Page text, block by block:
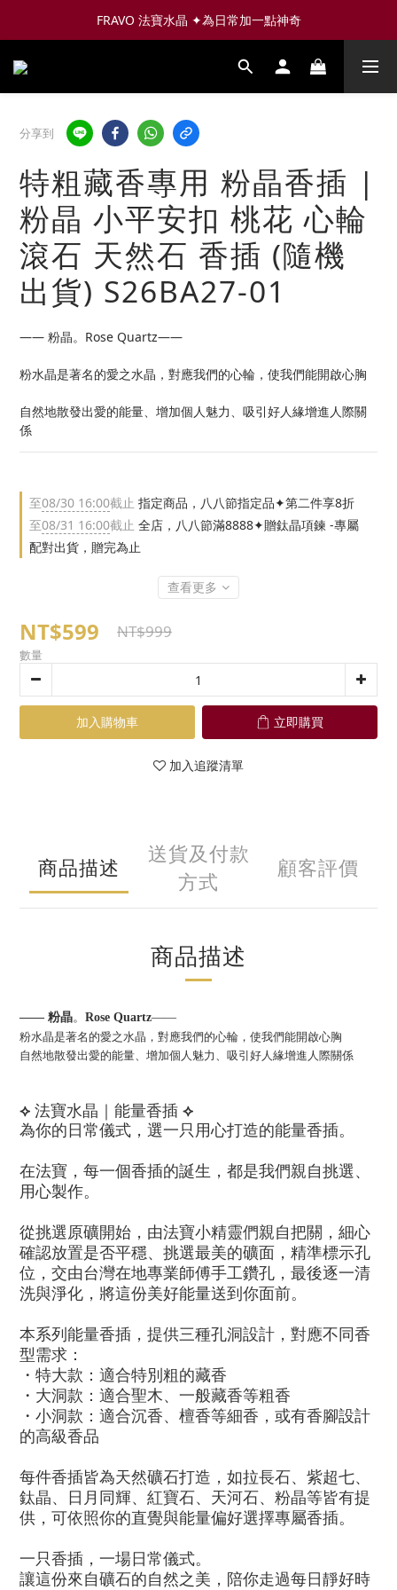
FRAVO 法寶水晶 ✦為日常加一點神奇
分享到
特粗藏香專用 粉晶香插 |
粉晶 小平安扣 桃花 心輪
滾石 天然石 香插 (隨機
出貨) S26BA27-01
—— 粉晶。Rose Quartz——
粉水晶是著名的愛之水晶，對應我們的心輪，使我們能開啟心胸
自然地散發出愛的能量、增加個人魅力、吸引好人緣增進人際關
係
至08/30 16:00截止 指定商品，八八節指定品✦第二件享8折
至08/31 16:00截止 全店，八八節滿8888✦贈鈦晶項鍊 -專屬
配對出貨，贈完為止
查看更多
NT$599 NT$999
數量
加入購物車 立即購買
加入追蹤清單
商品描述
送貨及付款
方式
顧客評價
商品描述
—— 粉晶。 Rose Quartz——
粉水晶是著名的愛之水晶， 對應我們的心輪，使我們能開啟心胸
自然地散發出愛的能量、增加個人魅力、吸引好人緣增進人際關係
⟡ 法寶水晶｜能量香插 ⟡
為你的日常儀式，選一只用心打造的能量香插。
在法寶，每一個香插的誕生，都是我們親自挑選、
用心製作。
從挑選原礦開始，由法寶小精靈們親自把關，細心
確認放置是否平穩、挑選最美的礦面，精準標示孔
位，交由台灣在地專業師傅手工鑽孔，最後逐一清
洗與淨化，將這份美好能量送到你面前。
本系列能量香插，提供三種孔洞設計，對應不同香
型需求：
・特大款：適合特別粗的藏香
・大洞款：適合聖木、一般藏香等粗香
・小洞款：適合沉香、檀香等細香，或有香腳設計
的高級香品
每件香插皆為天然礦石打造，如拉長石、紫超七、
鈦晶、日月同輝、紅寶石、天河石、粉晶等皆有提
供，可依照你的直覺與能量偏好選擇專屬香插。
一只香插，一場日常儀式。
讓這份來自礦石的自然之美，陪你走過每日靜好時